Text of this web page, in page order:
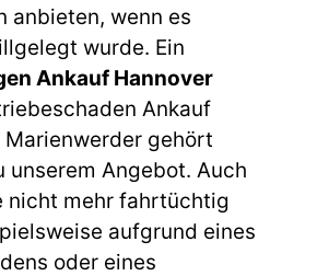
anbieten, wenn es
wurde. Ein
Ankauf Hannover
Ankauf
Marienwerder gehört
unserem Angebot. Auch
nicht mehr fahrtüchtig
aufgrund eines
oder eines